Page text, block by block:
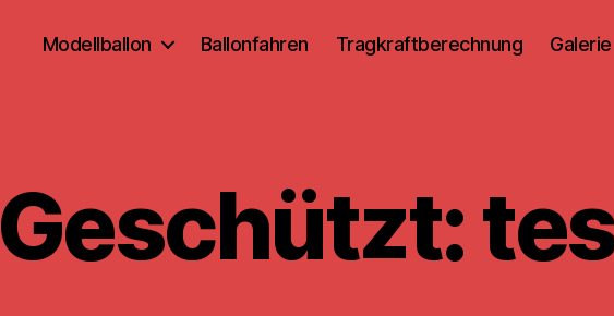
Modellballon Ballonfahren Tragkraftberechnung Galerie
Geschützt: